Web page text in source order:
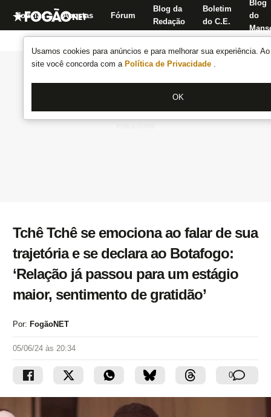
Usamos cookies para anúncios e para melhorar sua experiência.
site você concorda com a Política de Privacidade .
OK
Notícias Apostas Fórum
Blog da
Redação
Boletim
do C.E.
Blog
do
Tchê Tchê se emociona ao falar de sua
trajetória e se declara ao Botafogo:
‘Relação já passou para um estágio
maior, sentimento de gratidão’
Por: FogãoNET
05/06/24 às 20:34
0